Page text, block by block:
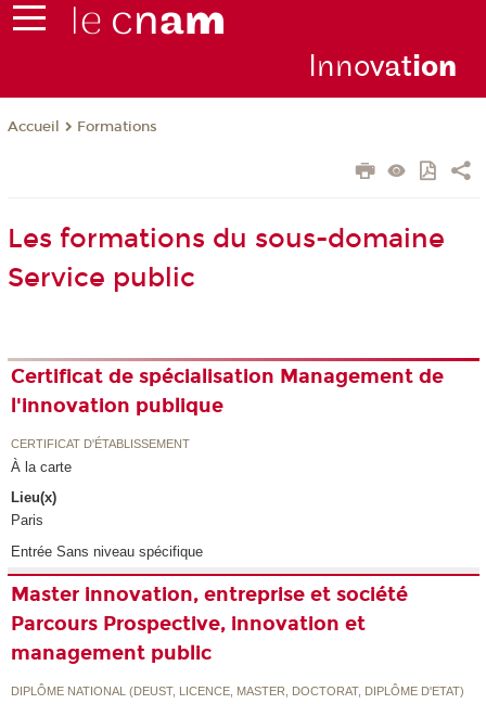
Innovation
Accueil Formations
Les formations du sous-domaine
Service public
Certificat de spécialisation Management de
l'innovation publique
CERTIFICAT D'ÉTABLISSEMENT
À la carte
Lieu(x)
Paris
Entrée Sans niveau spécifique
Master innovation, entreprise et société
Parcours Prospective, innovation et
management public
DIPLÔME NATIONAL (DEUST, LICENCE, MASTER, DOCTORAT, DIPLÔME D'ETAT)